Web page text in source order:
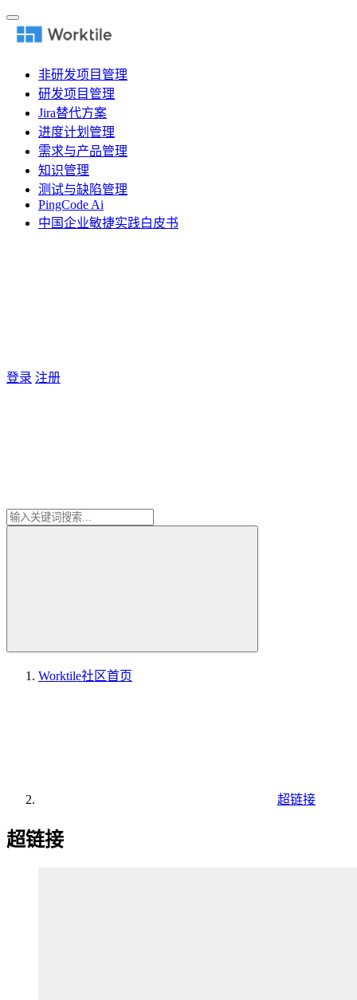
非研发项目管理
研发项目管理
Jira替代方案
进度计划管理
需求与产品管理
知识管理
测试与缺陷管理
PingCode Ai
中国企业敏捷实践白皮书
登录 注册
Worktile社区首页
超链接
超链接